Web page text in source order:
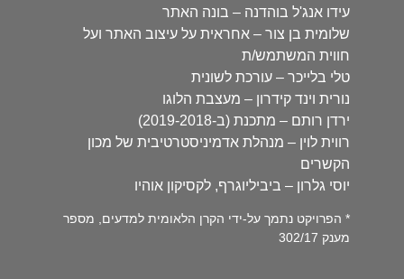
עידו אנג'ל בוהדנה – בונה האתר
שלומית בן צור – אחראית על עיצוב האתר ועל
חווית המשתמש/ת
טלי בלייכר – עורכת לשונית
נורית וינד קידרון – מעצבת הלוגו
ירדן רותם – מתכנת (ב-2019-2018)
רווית לוין – מנהלת אדמיניסטרטיבית של מכון
הקשרים
יוסי גלרון – ביביליוגרף, לקסיקון אוהיו
* הפרויקט נתמך על-ידי הקרן הלאומית למדעים, מספר
מענק 302/17